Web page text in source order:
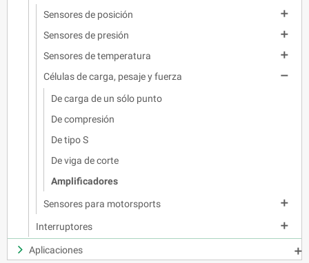
Sensores de posición

Sensores de presión

Sensores de temperatura

Células de carga, pesaje y fuerza

De carga de un sólo punto
De compresión
De tipo S
De viga de corte
Amplificadores
Sensores para motorsports 
Interruptores 
Aplicaciones 